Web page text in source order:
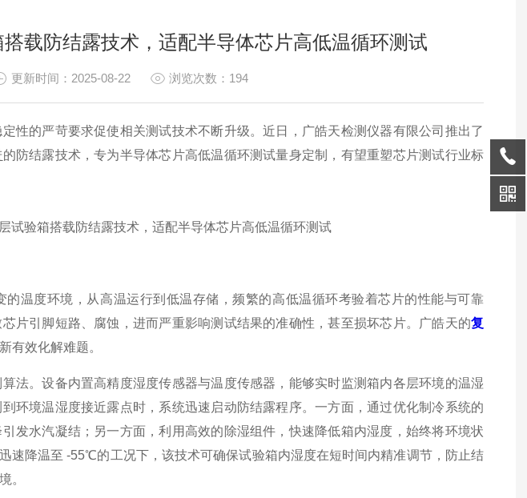
载防结露技术，适配半导体芯片高低温循环测试
更新时间：2025-08-22 浏览次数：194
性的严苛要求促使相关测试技术不断升级。近日，广皓天检测仪器有限公司推出了
的防结露技术，专为半导体芯片高低温循环测试量身定制，有望重塑芯片测试行业标
温度环境，从高温运行到低温存储，频繁的高低温循环考验着芯片的性能与可靠
片引脚短路、腐蚀，进而严重影响测试结果的准确性，甚至损坏芯片。广皓天的复
有效化解难题。
法。设备内置高精度湿度传感器与温度传感器，能够实时监测箱内各层环境的温湿
环境温湿度接近露点时，系统迅速启动防结露程序。一方面，通过优化制冷系统的
发水汽凝结；另一方面，利用高效的除湿组件，快速降低箱内湿度，始终将环境状
速降温至 -55℃的工况下，该技术可确保试验箱内湿度在短时间内精准调节，防止结
。